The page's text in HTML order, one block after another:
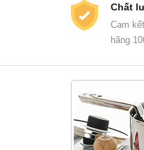
Chất
Cam
hãng